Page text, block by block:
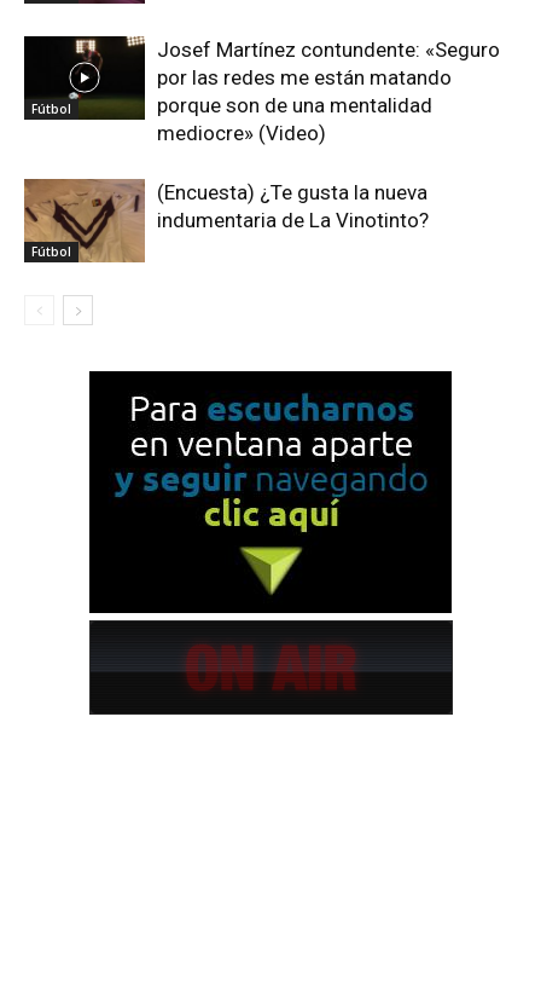
Fútbol
Josef Martínez contundente: «Seguro
por las redes me están matando
porque son de una mentalidad
mediocre» (Video)
Fútbol
(Encuesta) ¿Te gusta la nueva
indumentaria de La Vinotinto?